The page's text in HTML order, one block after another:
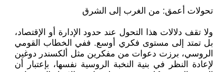
تحولات أعمق: من الغرب إلى الشرق
ولا تقف دلالات هذا التحول عند حدود الإدارة أو الإقتصاد،
بل تمتد إلى مستوى فكري أوسع. ففي الخطاب القومي
الروسي، برزت دعوات من مفكرين مثل ألكسندر دوغين
لإعادة النظر في بنية النخبة الروسية نفسها، بإعتبار أن